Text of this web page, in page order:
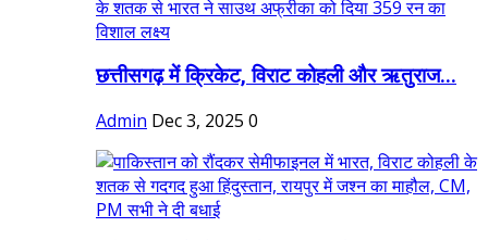
छत्तीसगढ़ में क्रिकेट, विराट कोहली और ऋतुराज...
Admin Dec 3, 2025 0